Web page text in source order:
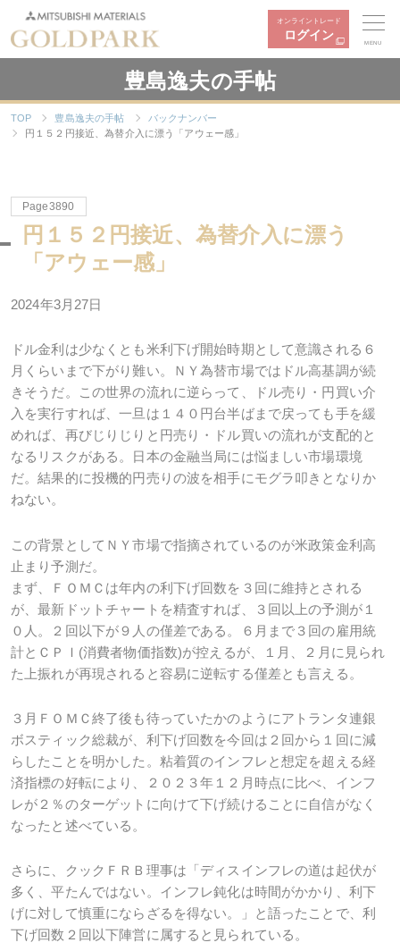
オンライントレード
ログイン
MENU
豊島逸夫の手帖
TOP 豊島逸夫の手帖
バックナンバー
円１５２円接近、為替介入に漂う「アウェー感」
Page3890
円１５２円接近、為替介入に漂う
「アウェー感」
2024年3月27日
ドル金利は少なくとも米利下げ開始時期として意識される６
月くらいまで下がり難い。ＮＹ為替市場ではドル高基調が続
きそうだ。この世界の流れに逆らって、ドル売り・円買い介
入を実行すれば、一旦は１４０円台半ばまで戻っても手を緩
めれば、再びじりじりと円売り・ドル買いの流れが支配的と
なるリスクがある。日本の金融当局には悩ましい市場環境
だ。結果的に投機的円売りの波を相手にモグラ叩きとなりか
ねない。
この背景としてＮＹ市場で指摘されているのが米政策金利高
止まり予測だ。
まず、ＦＯＭＣは年内の利下げ回数を３回に維持とされる
が、最新ドットチャートを精査すれば、３回以上の予測が１
０人。２回以下が９人の僅差である。６月まで３回の雇用統
計とＣＰＩ(消費者物価指数)が控えるが、１月、２月に見られ
た上振れが再現されると容易に逆転する僅差とも言える。
３月ＦＯＭＣ終了後も待っていたかのようにアトランタ連銀
ボスティック総裁が、利下げ回数を今回は２回から１回に減
らしたことを明かした。粘着質のインフレと想定を超える経
済指標の好転により、２０２３年１２月時点に比べ、インフ
レが２％のターゲットに向けて下げ続けることに自信がなく
なったと述べている。
さらに、クックＦＲＢ理事は「ディスインフレの道は起伏が
多く、平たんではない。インフレ鈍化は時間がかかり、利下
げに対して慎重にならざるを得ない。」と語ったことで、利
下げ回数２回以下陣営に属すると見られている。